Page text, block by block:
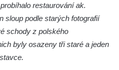
s
restaurování ak.
sloup podle starých fotografií
schody z polského
byly osazeny tři staré a jeden